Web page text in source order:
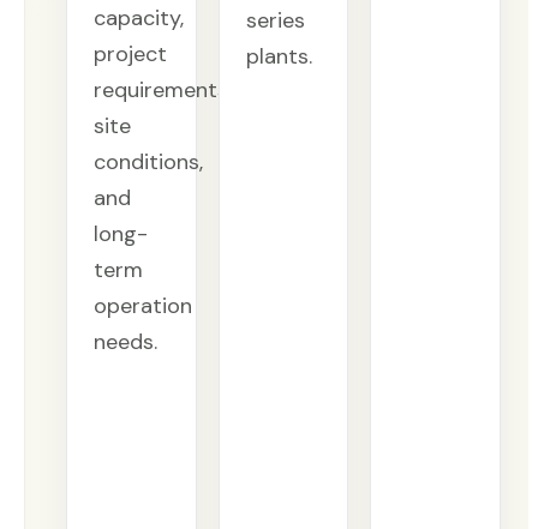
capacity,
project
requirements,
site
conditions,
and
long-
term
operation
needs.
series
plants.